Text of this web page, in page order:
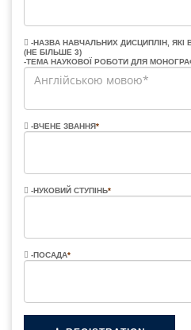
-НАЗВА НАВЧАЛЬНИХ ДИСЦИПЛІН,
(НЕ БІЛЬШЕ 3)
-ТЕМА НАУКОВОЇ РОБОТИ ДЛЯ
-ВЧЕНЕ ЗВАННЯ*
-НУКОВИЙ СТУПІНЬ*
-ПОСАДА*